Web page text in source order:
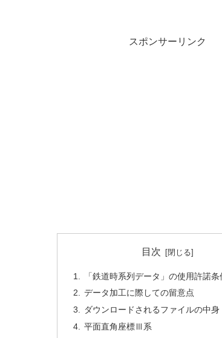
スポンサーリンク
目次
「鉄道時系列データ」の使用許諾
データ加工に際しての留意点
ダウンロードされるファイルの中身
平面直角座標Ⅲ系